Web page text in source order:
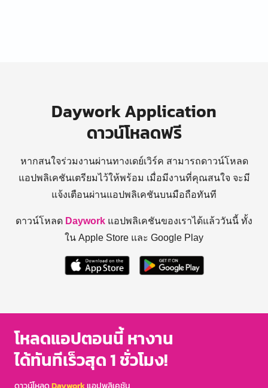
Daywork Application
ดาวน์โหลดฟรี
หากสนใจร่วมงานผ่านทางเดย์เวิร์ค สามารถดาวน์โหลด
แอปพลิเคชันเตรียมไว้ให้พร้อม เมื่อมีงานที่คุณสนใจ จะมี
แจ้งเตือนผ่านแอปพลิเคชันบนมือถือทันที
ดาวน์โหลด Daywork แอปพลิเคชันของเราได้แล้ววันนี้ ทั้ง
ใน Apple Store และ Google Play
โหลดแอปตอนนี้ หางาน
ได้ทันทีเร็วสุด 1 ชั่วโมง!